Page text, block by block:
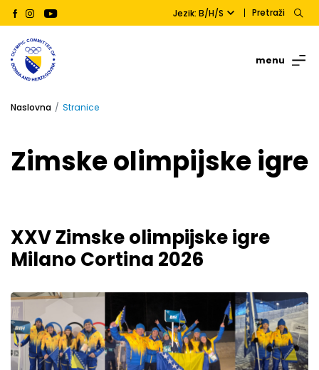
Jezik: B/H/S Pretraži
menu
Naslovna Stranice
Zimske olimpijske igre
XXV Zimske olimpijske igre
Milano Cortina 2026